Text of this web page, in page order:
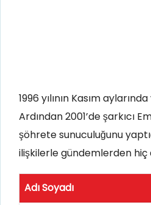
1996 yılının Kasım
Ardından 2001’de şarkıcı
şöhrete sunuculuğunu
ilişkilerle gündemlerden
Adı Soyadı